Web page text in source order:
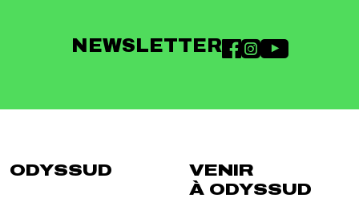
NEWSLETTER
ODYSSUD
VENIR
À ODYSSUD